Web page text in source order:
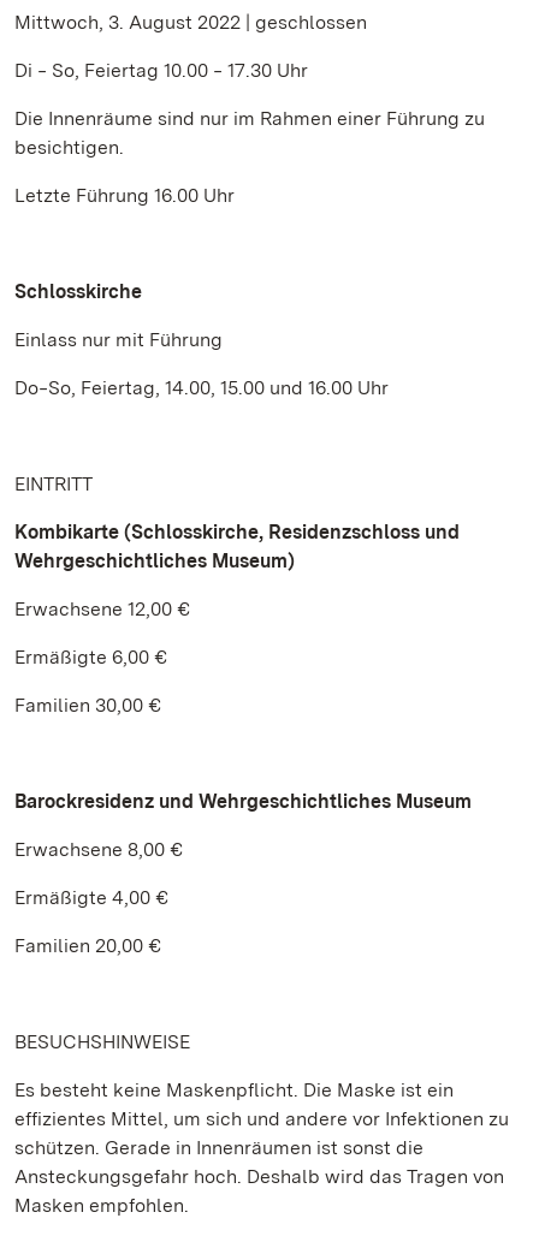
Mittwoch, 3. August 2022 | geschlossen
Di ‒ So, Feiertag 10.00 ‒ 17.30 Uhr
Die Innenräume sind nur im Rahmen einer Führung zu
besichtigen.
Letzte Führung 16.00 Uhr
Schlosskirche
Einlass nur mit Führung
Do‒So, Feiertag, 14.00, 15.00 und 16.00 Uhr
EINTRITT
Kombikarte (Schlosskirche, Residenzschloss und
Wehrgeschichtliches Museum)
Erwachsene 12,00 €
Ermäßigte 6,00 €
Familien 30,00 €
Barockresidenz und Wehrgeschichtliches Museum
Erwachsene 8,00 €
Ermäßigte 4,00 €
Familien 20,00 €
BESUCHSHINWEISE
Es besteht keine Maskenpflicht. Die Maske ist ein
effizientes Mittel, um sich und andere vor Infektionen zu
schützen. Gerade in Innenräumen ist sonst die
Ansteckungsgefahr hoch. Deshalb wird das Tragen von
Masken empfohlen.